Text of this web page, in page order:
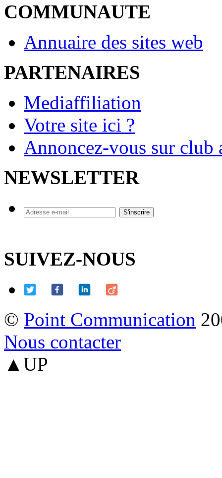
COMMUNAUTE
Annuaire des sites web
PARTENAIRES
Mediaffiliation
Votre site ici ?
Annoncez-vous sur
NEWSLETTER
SUIVEZ-NOUS
© Point Communication
Nous contacter
▲UP